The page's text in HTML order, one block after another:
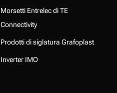
Morsetti Entrelec di TE
Connectivity
Prodotti di siglatura Grafoplast
Inverter IMO